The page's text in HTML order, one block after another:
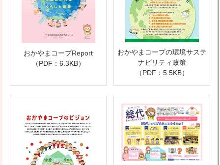
おかやまコープReport
（PDF：6.3KB）
おかやまコープの環境サステ
ナビリティ政策
（PDF：5.5KB）